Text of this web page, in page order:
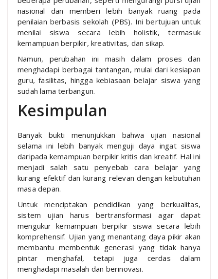
nasional dan memberi lebih banyak ruang pada
penilaian berbasis sekolah (PBS). Ini bertujuan untuk
menilai siswa secara lebih holistik, termasuk
kemampuan berpikir, kreativitas, dan sikap.
Namun, perubahan ini masih dalam proses dan
menghadapi berbagai tantangan, mulai dari kesiapan
guru, fasilitas, hingga kebiasaan belajar siswa yang
sudah lama terbangun.
Kesimpulan
Banyak bukti menunjukkan bahwa ujian nasional
selama ini lebih banyak menguji daya ingat siswa
daripada kemampuan berpikir kritis dan kreatif. Hal ini
menjadi salah satu penyebab cara belajar yang
kurang efektif dan kurang relevan dengan kebutuhan
masa depan.
Untuk menciptakan pendidikan yang berkualitas,
sistem ujian harus bertransformasi agar dapat
mengukur kemampuan berpikir siswa secara lebih
komprehensif. Ujian yang menantang daya pikir akan
membantu membentuk generasi yang tidak hanya
pintar menghafal, tetapi juga cerdas dalam
menghadapi masalah dan berinovasi.